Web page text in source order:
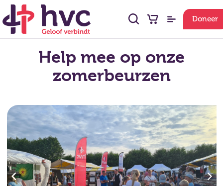
Doneer
Help mee op onze
zomerbeurzen